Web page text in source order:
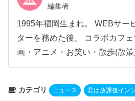
編集者
1995年福岡生まれ。 WEBサー
ターを務めた後、 コラボカフ
画・アニメ・お笑い・散歩(散策
カテゴリ ニュース 君は放課後イン